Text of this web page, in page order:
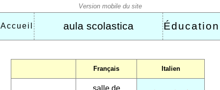
Accueil aula scolastica Éducation
Français Italien
salle de